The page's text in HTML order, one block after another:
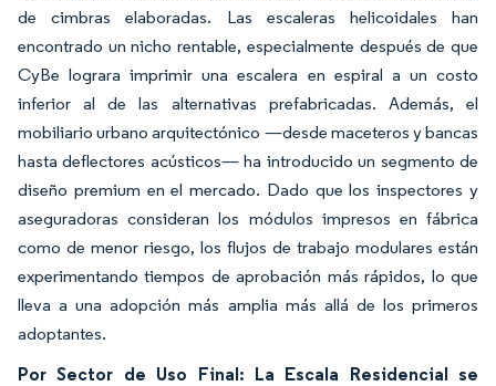
de cimbras elaboradas. Las escaleras helicoidales han
encontrado un nicho rentable, especialmente después de que
CyBe lograra imprimir una escalera en espiral a un costo
inferior al de las alternativas prefabricadas. Además, el
mobiliario urbano arquitectónico —desde maceteros y bancas
hasta deflectores acústicos— ha introducido un segmento de
diseño premium en el mercado. Dado que los inspectores y
aseguradoras consideran los módulos impresos en fábrica
como de menor riesgo, los flujos de trabajo modulares están
experimentando tiempos de aprobación más rápidos, lo que
lleva a una adopción más amplia más allá de los primeros
adoptantes.
Por Sector de Uso Final: La Escala Residencial se